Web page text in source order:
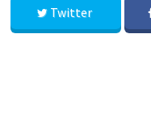
Twitter